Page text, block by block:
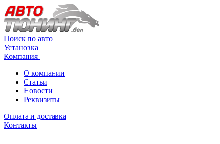
Поиск по авто
Установка
Компания
О компании
Статьи
Новости
Реквизиты
Оплата и доставка
Контакты